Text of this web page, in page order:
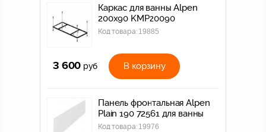
Каркас для ванны Alpen
200x90 KMP20090
Код товара: 19885
3 600 руб В корзину
Панель фронтальная Alpen
Plain 190 72561 для ванны
Код товара: 19976